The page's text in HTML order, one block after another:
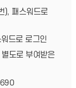
), 패스워드로
드로 로그인
도로 부여받은